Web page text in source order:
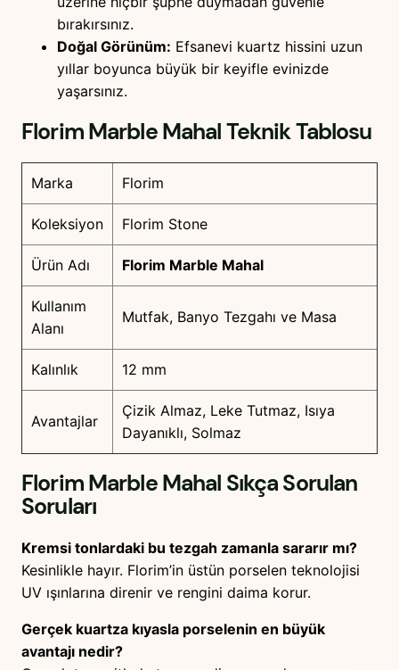
bırakırsınız.
Doğal Görünüm: Efsanevi kuartz hissini uzun
yıllar boyunca büyük bir keyifle evinizde
yaşarsınız.
Florim Marble MahalTeknik Tablosu
Marka Florim
Koleksiyon Florim Stone
Ürün Adı Florim Marble Mahal
Kullanım
Alanı
Mutfak, Banyo Tezgahı ve Masa
Kalınlık 12 mm
Avantajlar
Çizik Almaz, Leke Tutmaz, Isıya
Dayanıklı, Solmaz
Florim Marble Mahal Sıkça Sorulan
Soruları
Kremsi tonlardaki bu tezgah zamanla sararır mı?
Kesinlikle hayır. Florim’in üstün porselen teknolojisi
UV ışınlarına direnir ve rengini daima korur.
Gerçek kuartza kıyasla porselenin en büyük
avantajı nedir?